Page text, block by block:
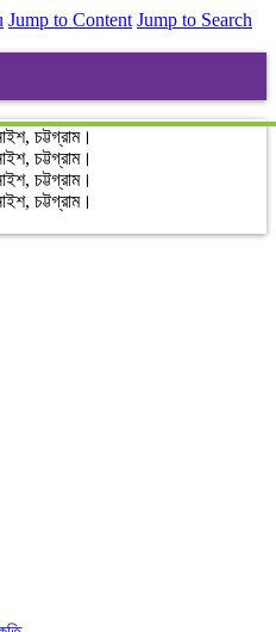
Jump to Content Jump to Search